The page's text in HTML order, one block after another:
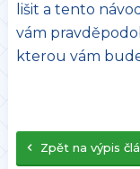
lišit a tento
vám
kterou vám
Zpět na výpis